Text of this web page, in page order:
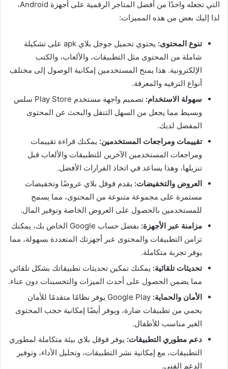
التي تجعله واحدًا من أفضل المتاجر الرقمية على أجهزة Android،
لذا إليك بعض من هذه المميزات:
تنوع المحتوى:
يحتوي تحميل جوجل بلاي apk على تشكيلة
شاملة من المحتوى مثل التطبيقات، والألعاب، والكتب
الإلكترونية. هذا يمنح المستخدمين إمكانية الوصول إلى مختلف
أنواع الترفيه والمعرفة.
سهولة الاستخدام:
تصميم واجهة مستخدم Play Store سلس
وبسيط مما يجعل من السهل التنقل والبحث عن المحتوى
المفضل لديك.
تقييمات ومراجعات المستخدمين: يمكنك قراءة تقييمات
ومراجعات المستخدمين الآخرين للتطبيقات والألعاب قبل
تنزيلها، وهذا يساعد في اتخاذ القرارات الأفضل.
العروض والتخفيضات: يقدم قوقل بلاي عروضًا وتخفيضات
مستمرة على مجموعة متنوعة من المحتوى، مما يسمح
للمستخدمين بالحصول على العروض الخاصة وتوفير المال.
مزامنة عبر الأجهزة:
بفضل حساب Google الخاص بك، يمكنك
تزامن التطبيقات والمحتوى عبر أجهزتك المتعددة بسهولة، مما
يوفر تجربة متكاملة.
تحديثات تلقائية: يمكنك تمكين تحديثات تطبيقاتك بشكل تلقائي
مما يضمن الحصول على أحدث الميزات والتحسينات دون عناء.
الأمان والحماية:
Google Play يوفر نظامًا متقدمًا للأمان
يحمي من تطبيقات ضارة، ويوفر أيضًا إمكانية حجب المحتوى
الغير مناسب للأطفال.
دعم مطوري التطبيقات: يوفر قوقل بلاي بيئة متكاملة لمطوري
التطبيقات، مع إمكانية نشر التطبيقات، وتحليل الأداء، وتوفير
الدعم الفني.